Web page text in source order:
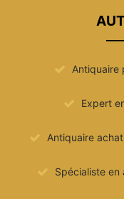
Antiquaire
Expert
Antiquaire
Spécialiste